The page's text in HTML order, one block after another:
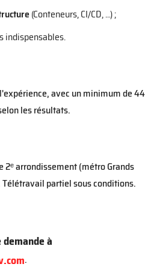
(Conteneurs, CI/CD, ...);
indispensables.
avec un minimum de 44
les résultats.
2ᵉ arrondissement (métro Grands
Télétravail partiel sous conditions.
à
.